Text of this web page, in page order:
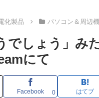
化製品 パソコン＆周辺
でしょう」み
にて
Facebook 0 はてブ